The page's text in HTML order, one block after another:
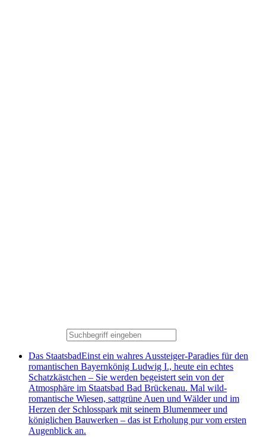
Das StaatsbadEinst ein wahres Aussteiger-Paradies für den
romantischen Bayernkönig Ludwig I., heute ein echtes
Schatzkästchen – Sie werden begeistert sein von der
Atmosphäre im Staatsbad Bad Brückenau. Mal wild-
romantische Wiesen, sattgrüne Auen und Wälder und im
Herzen der Schlosspark mit seinem Blumenmeer und
königlichen Bauwerken – das ist Erholung pur vom ersten
Augenblick an.